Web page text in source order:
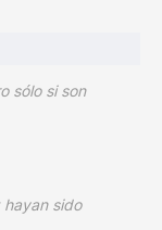
sólo si son
hayan sido